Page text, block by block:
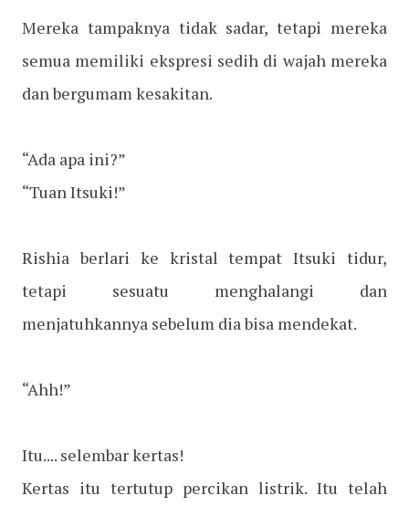
Mereka tampaknya tidak sadar, tetapi mereka
semua memiliki ekspresi sedih di wajah mereka
dan bergumam kesakitan.
“Ada apa ini?”
“Tuan Itsuki!”
Rishia berlari ke kristal tempat Itsuki tidur,
tetapi sesuatu menghalangi dan
menjatuhkannya sebelum dia bisa mendekat.
“Ahh!”
Itu.... selembar kertas!
Kertas itu tertutup percikan listrik. Itu telah